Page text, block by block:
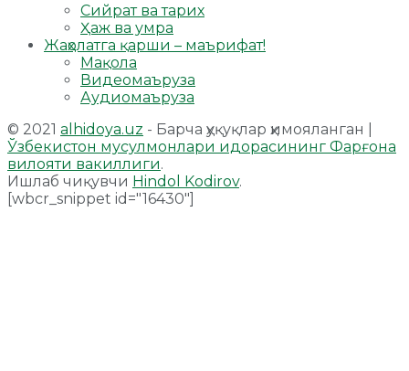
Сийрат ва тарих
Ҳаж ва умра
Жаҳолатга қарши – маърифат!
Мақола
Видеомаъруза
Аудиомаъруза
© 2021 alhidoya.uz - Барча ҳуқуқлар ҳимояланган |
Ўзбекистон мусулмонлари идорасининг Фарғона
вилояти вакиллиги.
Ишлаб чиқувчи Hindol Kodirov.
[wbcr_snippet id="16430"]